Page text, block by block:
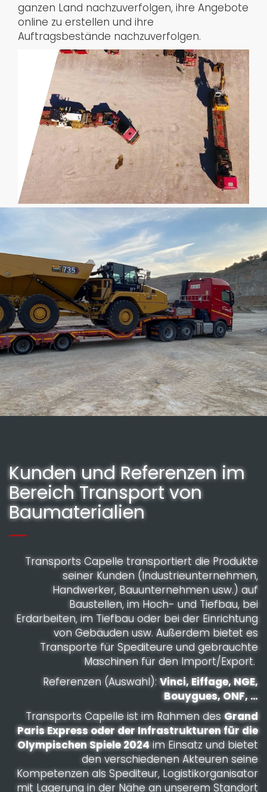
ganzen Land nachzuverfolgen, ihre Angebote
online zu erstellen und ihre
Auftragsbestände nachzuverfolgen.
Kunden und Referenzen im
Bereich Transport von
Baumaterialien
Transports Capelle transportiert die Produkte
seiner Kunden (Industrieunternehmen,
Handwerker, Bauunternehmen usw.) auf
Baustellen, im Hoch- und Tiefbau, bei
Erdarbeiten, im Tiefbau oder bei der Einrichtung
von Gebäuden usw. Außerdem bietet es
Transporte für Spediteure und gebrauchte
Maschinen für den Import/Export.
Referenzen (Auswahl):Vinci, Eiffage, NGE,
Bouygues, ONF, …
Transports Capelle ist im Rahmen desGrand
Paris Express oder der Infrastrukturen für die
Olympischen Spiele 2024im Einsatz und bietet
den verschiedenen Akteuren seine
Kompetenzen als Spediteur, Logistikorganisator
mit Lagerung in der Nähe an unserem Standort